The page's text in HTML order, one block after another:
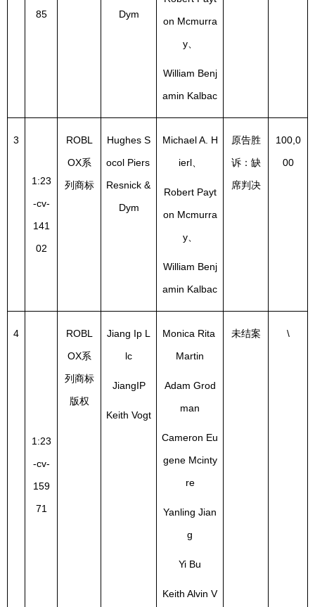
85
Dym
on Mcmurra
y、
William Benj
amin Kalbac
3
1:23
-cv-
141
02
ROBL
OX系
列商标
Hughes S
ocol Piers
Resnick &
Dym
Michael A. H
ierl、
Robert Payt
on Mcmurra
y、
William Benj
amin Kalbac
原告胜
诉：缺
席判决
100,0
00
4
1:23
-cv-
159
71
ROBL
OX系
列商标
版权
Jiang Ip L
lc
JiangIP
Keith Vogt
Monica Rita
Martin
Adam Grod
man
Cameron Eu
gene Mcinty
re
Yanling Jian
g
Yi Bu
Keith Alvin V
未结案 \